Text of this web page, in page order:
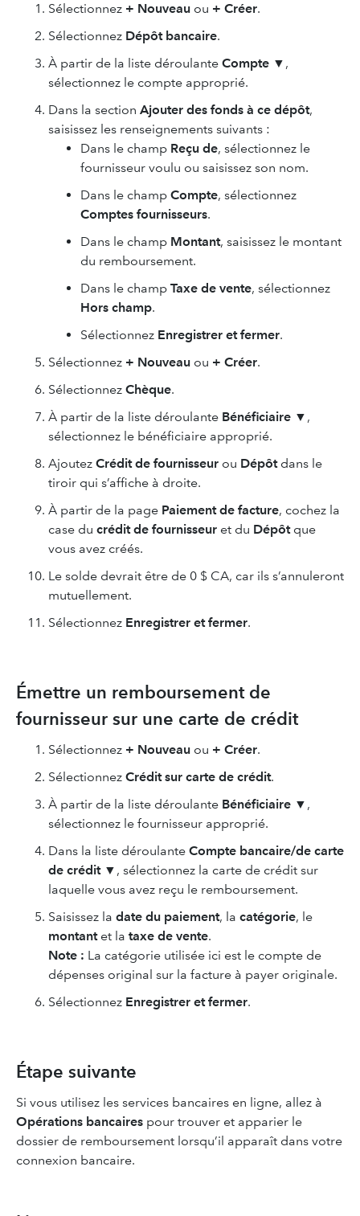
Sélectionnez + Nouveau ou + Créer.
Sélectionnez Dépôt bancaire.
À partir de la liste déroulante Compte ▼,
sélectionnez le compte approprié.
Dans la section Ajouter des fonds à ce dépôt,
saisissez les renseignements suivants :
Dans le champ Reçu de, sélectionnez le
fournisseur voulu ou saisissez son nom.
Dans le champ Compte, sélectionnez
Comptes fournisseurs.
Dans le champ Montant, saisissez le montant
du remboursement.
Dans le champ Taxe de vente, sélectionnez
Hors champ.
Sélectionnez Enregistrer et fermer.
Sélectionnez + Nouveau ou + Créer.
Sélectionnez Chèque.
À partir de la liste déroulante Bénéficiaire ▼,
sélectionnez le bénéficiaire approprié.
Ajoutez Crédit de fournisseur ou Dépôtdans le
tiroir qui s’affiche à droite.
À partir de la page Paiement de facture, cochez la
case du crédit de fournisseur et du Dépôtque
vous avez créés.
Le solde devrait être de 0 $ CA, car ils s’annuleront
mutuellement.
Sélectionnez Enregistrer et fermer.
Émettre un remboursement de
fournisseur sur une carte de crédit
Sélectionnez + Nouveau ou + Créer.
Sélectionnez Crédit sur carte de crédit.
À partir de la liste déroulante Bénéficiaire ▼,
sélectionnez le fournisseur approprié.
Dans la liste déroulante Compte bancaire/de carte
de crédit ▼ , sélectionnez la carte de crédit sur
laquelle vous avez reçu le remboursement.
Saisissez la date du paiement, la catégorie, le
montantet la taxe de vente.
Note : La catégorie utilisée ici est le compte de
dépenses original sur la facture à payer originale.
Sélectionnez Enregistrer et fermer.
Étape suivante
Si vous utilisez les services bancaires en ligne, allez à
Opérations bancaires pour trouver et apparier le
dossier de remboursement lorsqu’il apparaît dans votre
connexion bancaire.